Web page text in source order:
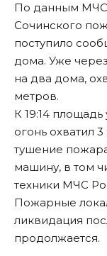
По данным МЧС
Сочинского
поступило
дома. Уже
на два дома,
метров.
К 19:14
огонь охватил
тушение
машину, в том
техники МЧС
Пожарные
ликвидация
продолжается.